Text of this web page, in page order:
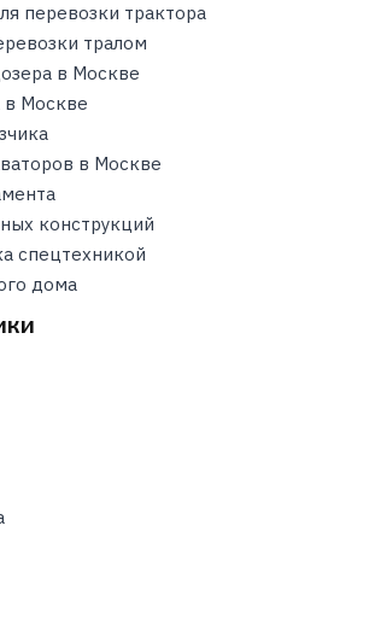
перевозки трактора
тралом
в Москве
в Москве
в Москве
конструкций
спецтехникой
дома